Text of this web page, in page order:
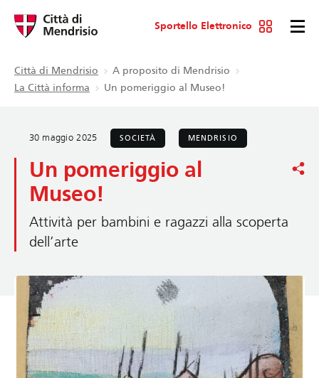
Sportello Elettronico
Città di Mendrisio
A proposito di Mendrisio
La Città informa
Un pomeriggio al Museo!
30 maggio 2025 SOCIETÀ MENDRISIO
Un pomeriggio al
Museo!
Attività per bambini e ragazzi alla scoperta
dell’arte